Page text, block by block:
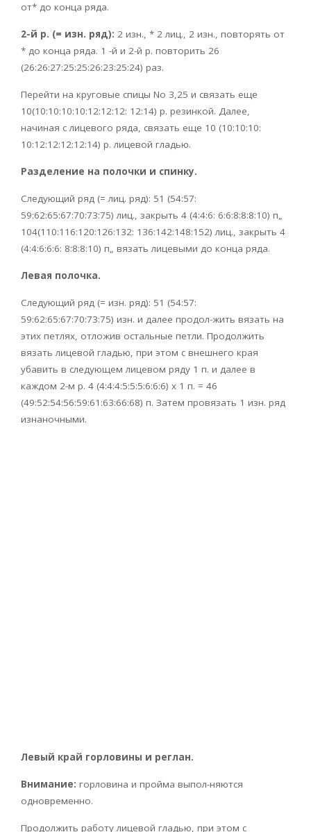
от* до конца ряда.
2-й р. (= изн. ряд): 2 изн., * 2 лиц., 2 изн., повторять от
* до конца ряда. 1 -й и 2-й р. повторить 26
(26:26:27:25:25:26:23:25:24) раз.
Перейти на круговые спицы No 3,25 и связать еще
10(10:10:10:10:12:12:12: 12:14) р. резинкой. Далее,
начиная с лицевого ряда, связать еще 10 (10:10:10:
10:12:12:12:12:14) р. лицевой гладью.
Разделение на полочки и спинку.
Следующий ряд (= лиц. ряд): 51 (54:57:
59:62:65:67:70:73:75) лиц., закрыть 4 (4:4:6: 6:6:8:8:8:10) п„
104(110:116:120:126:132: 136:142:148:152) лиц., закрыть 4
(4:4:6:6:6: 8:8:8:10) п„ вязать лицевыми до конца ряда.
Левая полочка.
Следующий ряд (= изн. ряд): 51 (54:57:
59:62:65:67:70:73:75) изн. и далее продол-жить вязать на
этих петлях, отложив остальные петли. Продолжить
вязать лицевой гладью, при этом с внешнего края
убавить в следующем лицевом ряду 1 п. и далее в
каждом 2-м р. 4 (4:4:4:5:5:5:6:6:6) х 1 п. = 46
(49:52:54:56:59:61:63:66:68) п. Затем провязать 1 изн. ряд
изнаночными.
Левый край горловины и реглан.
Внимание: горловина и пройма выпол-няются
одновременно.
Продолжить работу лицевой гладью, при этом с